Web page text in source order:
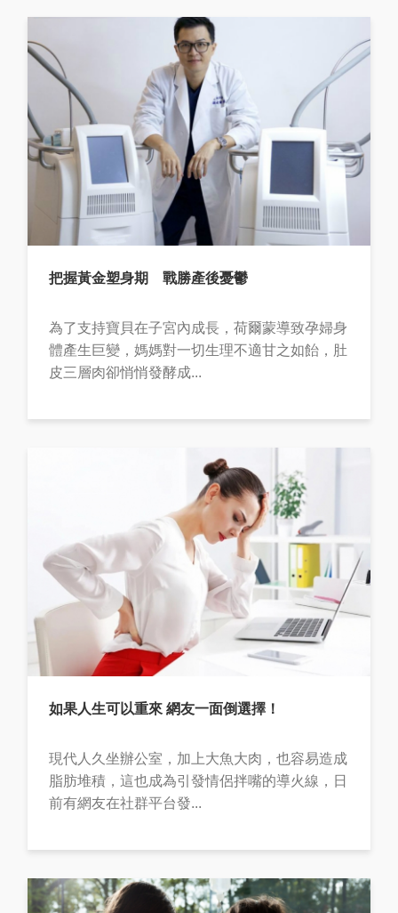
把握黃金塑身期 戰勝產後憂鬱
為了支持寶貝在子宮內成長，荷爾蒙導致孕婦身
體產生巨變，媽媽對一切生理不適甘之如飴，肚
皮三層肉卻悄悄發酵成...
如果人生可以重來 網友一面倒選擇！
現代人久坐辦公室，加上大魚大肉，也容易造成
脂肪堆積，這也成為引發情侶拌嘴的導火線，日
前有網友在社群平台發...